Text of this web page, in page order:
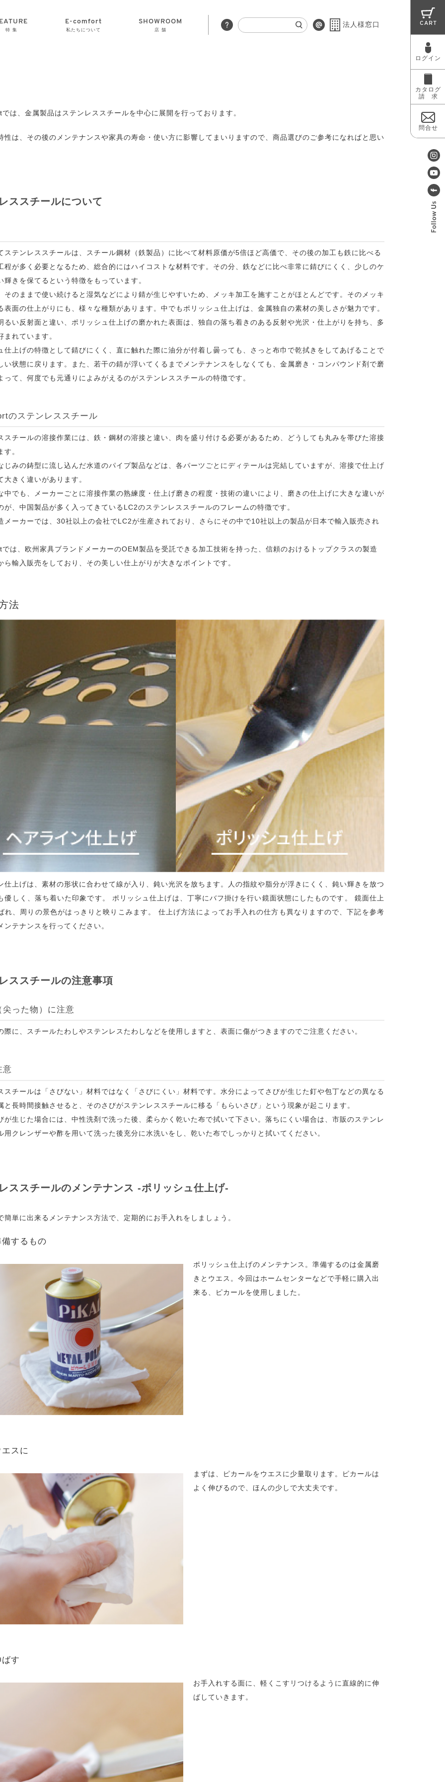
特 集
E-comfort
私たちについて
SHOWROOM
店 舗
法人様窓口 CART
ログイン
カタログ
請 求
問合せ
は、金属製品はステンレススチールを中心に展開を行っております。
性は、その後のメンテナンスや家具の寿命・使い方に影響してまいりますので、商品選びのご参考になればと思い
ススチールについて
ステンレススチールは、スチール鋼材（鉄製品）に比べて材料原価が5倍ほど高価で、その後の加工も鉄に比べる
程が多く必要となるため、総合的にはハイコストな材料です。その分、鉄などに比べ非常に錆びにくく、少しのケ
輝きを保てるという特徴をもっています。
そのままで使い続けると湿気などにより錆が生じやすいため、メッキ加工を施すことがほとんどです。そのメッキ
表面の仕上がりにも、様々な種類があります。中でもポリッシュ仕上げは、金属独自の素材の美しさが魅力です。
るい反射面と違い、ポリッシュ仕上げの磨かれた表面は、独自の落ち着きのある反射や光沢・仕上がりを持ち、多
まれています。
仕上げの特徴として錆びにくく、直に触れた際に油分が付着し曇っても、さっと布巾で乾拭きをしてあげることで
い状態に戻ります。また、若干の錆が浮いてくるまでメンテナンスをしなくても、金属磨き・コンパウンド剤で磨
って、何度でも元通りによみがえるのがステンレススチールの特徴です。
のステンレススチール
スチールの溶接作業には、鉄・鋼材の溶接と違い、肉を盛り付ける必要があるため、どうしても丸みを帯びた溶接
す。
じみの鋳型に流し込んだ水道のパイプ製品などは、各パーツごとにディテールは完結していますが、溶接で仕上げ
大きく違いがあります。
中でも、メーカーごとに溶接作業の熟練度・仕上げ磨きの程度・技術の違いにより、磨きの仕上げに大きな違いが
が、中国製品が多く入ってきているLC2のステンレススチールのフレームの特徴です。
メーカーでは、30社以上の会社でLC2が生産されており、さらにその中で10社以上の製品が日本で輸入販売され
は、欧州家具ブランドメーカーのOEM製品を受託できる加工技術を持った、信頼のおけるトップクラスの製造
ら輸入販売をしており、その美しい仕上がりが大きなポイントです。
法
仕上げは、素材の形状に合わせて線が入り、鈍い光沢を放ちます。人の指紋や脂分が浮きにくく、鈍い輝きを放つ
優しく、落ち着いた印象です。 ポリッシュ仕上げは、丁寧にバフ掛けを行い鏡面状態にしたものです。 鏡面仕上
れ、周りの景色がはっきりと映りこみます。 仕上げ方法によってお手入れの仕方も異なりますので、下記を参考
ンテナンスを行ってください。
ススチールの注意事項
尖った物）に注意
際に、スチールたわしやステンレスたわしなどを使用しますと、表面に傷がつきますのでご注意ください。
意
スチールは「さびない」材料ではなく「さびにくい」材料です。水分によってさびが生じた釘や包丁などの異なる
と長時間接触させると、そのさびがステンレススチールに移る「もらいさび」という現象が起こります。
が生じた場合には、中性洗剤で洗った後、柔らかく乾いた布で拭いて下さい。落ちにくい場合は、市販のステンレ
用クレンザーや酢を用いて洗った後充分に水洗いをし、乾いた布でしっかりと拭いてください。
ススチールのメンテナンス -ポリッシュ仕上げ-
簡単に出来るメンテナンス方法で、定期的にお手入れをしましょう。
するもの
ポリッシュ仕上げのメンテナンス。準備するのは金属磨
きとウエス。今回はホームセンターなどで手軽に購入出
来る、ピカールを使用しました。
スに
まずは、ピカールをウエスに少量取ります。ピカールは
よく伸びるので、ほんの少しで大丈夫です。
す
お手入れする面に、軽くこすリつけるように直線的に伸
ばしていきます。